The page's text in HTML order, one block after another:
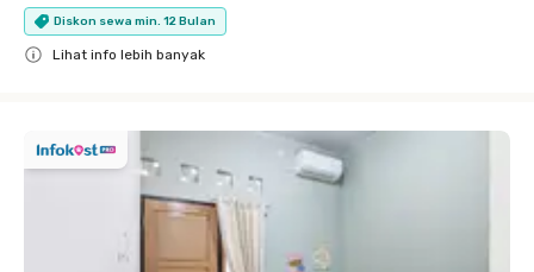
Diskon sewa min. 12 Bulan
Lihat info lebih banyak